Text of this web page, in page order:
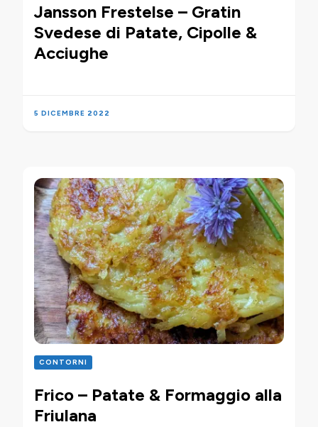
Jansson Frestelse – Gratin
Svedese di Patate, Cipolle &
Acciughe
5 DICEMBRE 2022
CONTORNI
Frico – Patate & Formaggio alla
Friulana